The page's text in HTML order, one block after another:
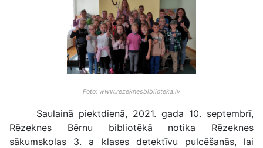
Foto: www.rezeknesbiblioteka.lv
Saulainā piektdienā, 2021. gada 10. septembrī,
Rēzeknes Bērnu bibliotēkā notika Rēzeknes
sākumskolas 3. a klases detektīvu pulcēšanās, lai